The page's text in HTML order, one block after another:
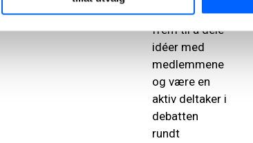
Waage ser
frem til å dele
idéer med
medlemmene
og være en
aktiv deltaker i
debatten
rundt